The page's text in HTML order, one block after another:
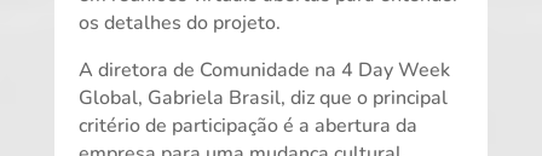
os detalhes do projeto.
A diretora de Comunidade na 4 Day Week
Global, Gabriela Brasil, diz que o principal
critério de participação é a abertura da